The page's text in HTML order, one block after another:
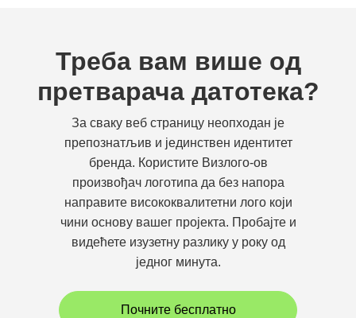
Треба вам више од
претварача датотека?
За сваку веб страницу неопходан је
препознатљив и јединствен идентитет
бренда. Користите Визлого-ов
произвођач логотипа да без напора
направите висококвалитетни лого који
чини основу вашег пројекта. Пробајте и
видећете изузетну разлику у року од
једног минута.
Почните бесплатно